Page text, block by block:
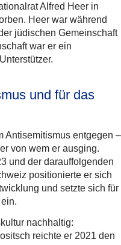
Alfred Heer in
Heer war während
jüdischen Gemeinschaft
war er ein
und für das
Antisemitismus entgegen –
von wem er ausging.
und der darauffolgenden
positionierte er sich
und setzte sich für
nachhaltig:
reichte er 2021 den